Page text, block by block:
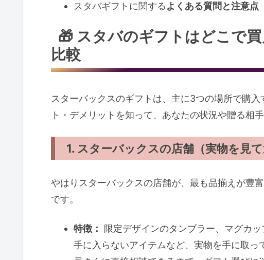
スタバギフトに関するよくある質問と注意点
🎁 スタバのギフトはどこで
比較
スターバックスのギフトは、主に3つの場所で購
ト・デメリットを知って、あなたの状況や贈る相
1. スターバックスの店舗（実物を見て
やはりスターバックスの店舗が、最も品揃えが豊
です。
特徴：
限定デザインのタンブラー、マグカ
手に入らないアイテムなど、実物を手に取